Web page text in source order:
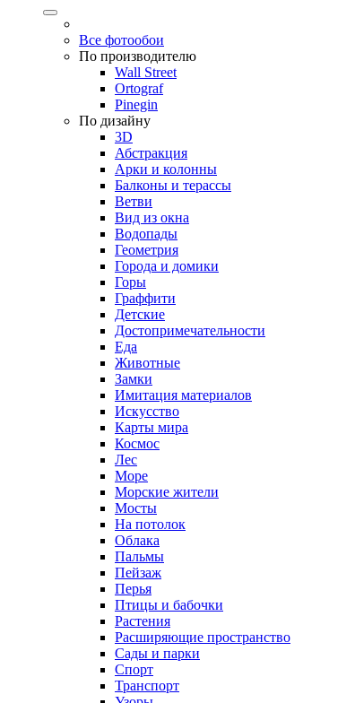
Все фотообои
По производителю
Wall Street
Ortograf
Pinegin
По дизайну
3D
Абстракция
Арки и колонны
Балконы и терассы
Ветви
Вид из окна
Водопады
Геометрия
Города и домики
Горы
Граффити
Детские
Достопримечательности
Еда
Животные
Замки
Имитация материалов
Искусство
Карты мира
Космос
Лес
Море
Морские жители
Мосты
На потолок
Облака
Пальмы
Пейзаж
Перья
Птицы и бабочки
Растения
Расширяющие пространство
Сады и парки
Спорт
Транспорт